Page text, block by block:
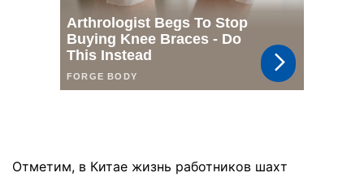
Отметим, в Китае жизнь работников шахт